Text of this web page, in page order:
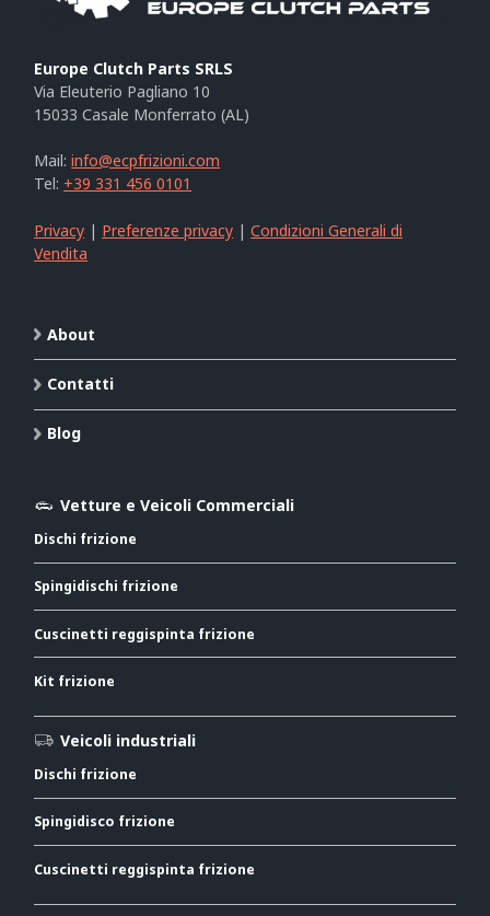
Europe Clutch Parts SRLS
Via Eleuterio Pagliano 10
15033 Casale Monferrato (AL)
Mail:info@ecpfrizioni.com
Tel: +39 331 456 0101
Privacy | Preferenze privacy |Condizioni Generali di
Vendita
About
Contatti
Blog
Vetture e Veicoli Commerciali
Dischi frizione
Spingidischi frizione
Cuscinetti reggispinta frizione
Kit frizione
Veicoli industriali
Dischi frizione
Spingidisco frizione
Cuscinetti reggispinta frizione